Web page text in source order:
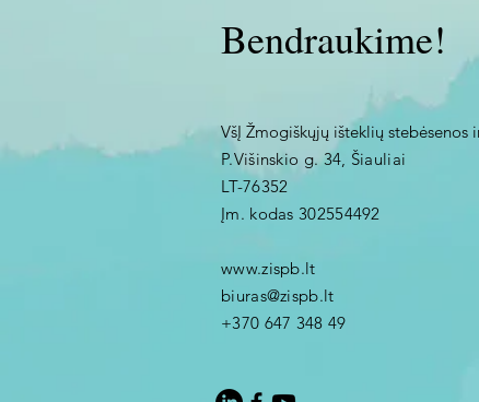
Bendraukime!
VšĮ Žmogiškųjų išteklių stebėsenos
P.Višinskio g. 34, Šiauliai
LT-76352
Įm. kodas 302554492
www.zispb.lt
biuras@zispb.lt
+370 647 348 49